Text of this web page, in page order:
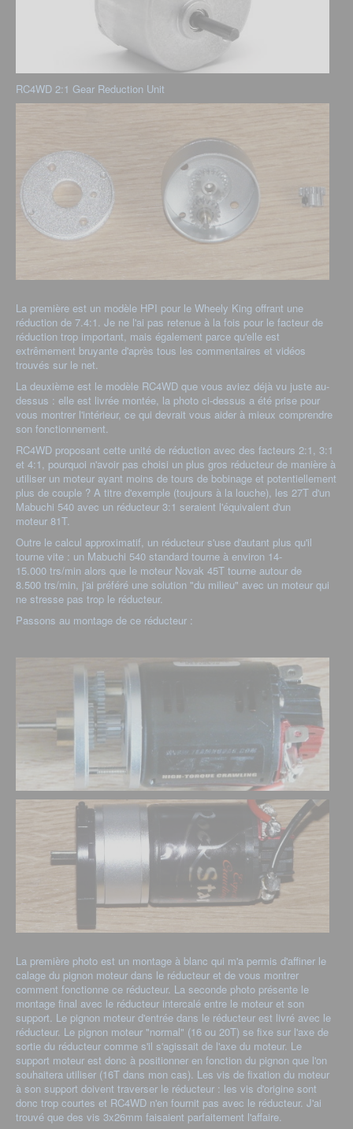
RC4WD 2:1 Gear Reduction Unit
La première est un modèle HPI pour le Wheely King offrant une
réduction de 7.4:1. Je ne l'ai pas retenue à la fois pour le facteur de
réduction trop important, mais également parce qu'elle est
extrêmement bruyante d'après tous les commentaires et vidéos
trouvés sur le net.
La deuxième est le modèle RC4WD que vous aviez déjà vu juste au-
dessus : elle est livrée montée, la photo ci-dessus a été prise pour
vous montrer l'intérieur, ce qui devrait vous aider à mieux comprendre
son fonctionnement.
RC4WD proposant cette unité de réduction avec des facteurs 2:1, 3:1
et 4:1, pourquoi n'avoir pas choisi un plus gros réducteur de manière à
utiliser un moteur ayant moins de tours de bobinage et potentiellement
plus de couple ? A titre d'exemple (toujours à la louche), les 27T d'un
Mabuchi 540 avec un réducteur 3:1 seraient l'équivalent d'un
moteur 81T.
Outre le calcul approximatif, un réducteur s'use d'autant plus qu'il
tourne vite : un Mabuchi 540 standard tourne à environ 14-
15.000 trs/min alors que le moteur Novak 45T tourne autour de
8.500 trs/min, j'ai préféré une solution "du milieu" avec un moteur qui
ne stresse pas trop le réducteur.
Passons au montage de ce réducteur :
La première photo est un montage à blanc qui m'a permis d'affiner le
calage du pignon moteur dans le réducteur et de vous montrer
comment fonctionne ce réducteur. La seconde photo présente le
montage final avec le réducteur intercalé entre le moteur et son
support. Le pignon moteur d'entrée dans le réducteur est livré avec le
réducteur. Le pignon moteur "normal" (16 ou 20T) se fixe sur l'axe de
sortie du réducteur comme s'il s'agissait de l'axe du moteur. Le
support moteur est donc à positionner en fonction du pignon que l'on
souhaitera utiliser (16T dans mon cas). Les vis de fixation du moteur
à son support doivent traverser le réducteur : les vis d'origine sont
donc trop courtes et RC4WD n'en fournit pas avec le réducteur. J'ai
trouvé que des vis 3x26mm faisaient parfaitement l'affaire.